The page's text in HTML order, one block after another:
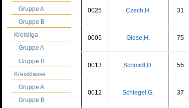
Gruppe A
Gruppe B
Kreisliga
Gruppe A
Gruppe B
Kreisklasse
Gruppe A
Gruppe B
0025 Czech,H. 31
0005 Giese,H. 75
0013 Schmidt,D. 55
0012 Schlegel,G. 37